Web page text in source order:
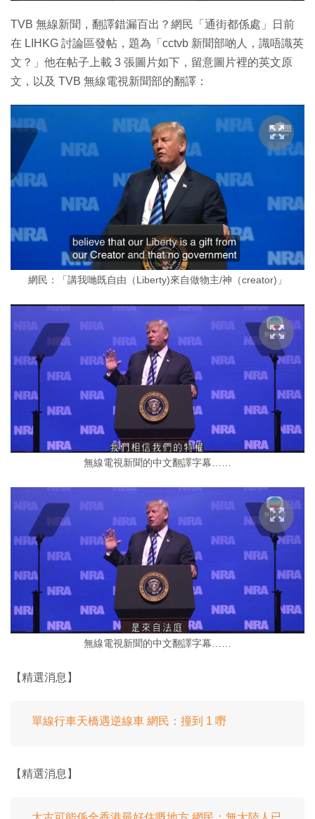
TVB 無線新聞，翻譯錯漏百出？網民「通街都係處」日前
在 LIHKG 討論區發帖，題為「cctvb 新聞部啲人，識唔識英
文？」他在帖子上載 3 張圖片如下，留意圖片裡的英文原
文，以及 TVB 無線電視新聞部的翻譯：
網民：「講我哋既自由（Liberty)來自做物主/神（creator)」
無線電視新聞的中文翻譯字幕……
無線電視新聞的中文翻譯字幕……
【精選消息】
單線行車天橋遇逆線車 網民：撞到 1 嘢
【精選消息】